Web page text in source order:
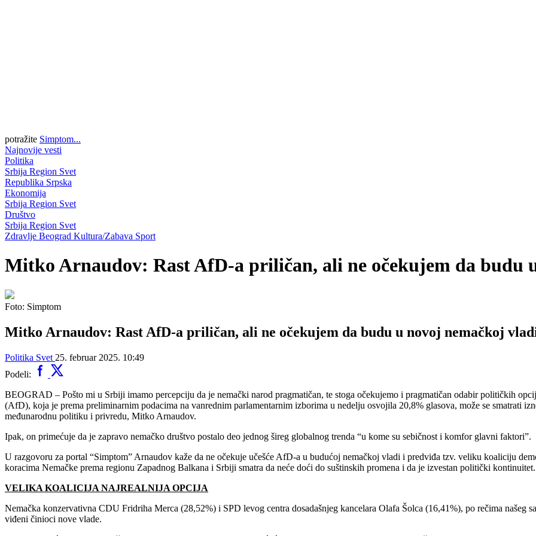
potražite Simptom...
Najnovije vesti
Politika
Srbija Region Svet
Republika Srpska
Ekonomija
Srbija Region Svet
Društvo
Srbija Region Svet
Zdravlje Beograd Kultura/Zabava Sport
Mitko Arnaudov: Rast AfD-a priličan, ali ne očekujem da budu
Foto: Simptom
Mitko Arnaudov: Rast AfD-a priličan, ali ne očekujem da budu u novoj nemačkoj
Politika Svet 25. februar 2025. 10:49
Podeli:
BEOGRAD – Pošto mi u Srbiji imamo percepciju da je nemački narod pragmatičan, te stoga očekujemo i pragmatičan odabir političkih
(AfD), koja je prema preliminarnim podacima na vanrednim parlamentarnim izborima u nedelju osvojila 20,8% glasova, može se smatrati
međunarodnu politiku i privredu, Mitko Arnaudov.
Ipak, on primećuje da je zapravo nemačko društvo postalo deo jednog šireg globalnog trenda “u kome su sebičnost i komfor glavni faktori”.
U razgovoru za portal “Simptom” Arnaudov kaže da ne očekuje učešće AfD-a u budućoj nemačkoj vladi i predviđa tzv. veliku koaliciju
koracima Nemačke prema regionu Zapadnog Balkana i Srbiji smatra da neće doći do suštinskih promena i da je izvestan politički kontinuitet.
VELIKA KOALICIJA NAJREALNIJA OPCIJA
Nemačka konzervativna CDU Fridriha Merca (28,52%) i SPD levog centra dosadašnjeg kancelara Olafa Šolca (16,41%), po rečima našeg
viđeni činioci nove vlade.